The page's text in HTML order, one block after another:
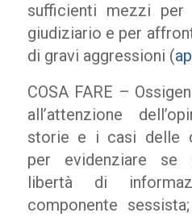
sufficienti mezzi
giudiziario e per
di gravi aggressioni (
COSA FARE –
all’attenzione
storie e i casi delle
per evidenziare se
libertà di
componente